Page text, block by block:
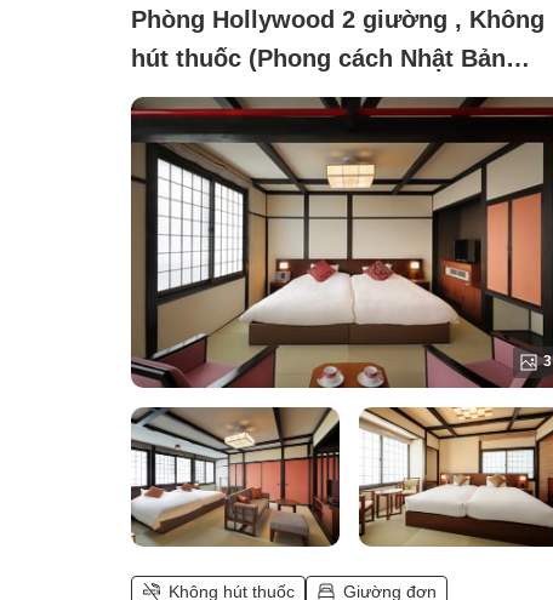
Phòng Hollywood 2 giường , Không
hút thuốc (Phong cách Nhật Bản
(toàn bộ tòa nhà))
3
Không hút thuốc Giường đơn